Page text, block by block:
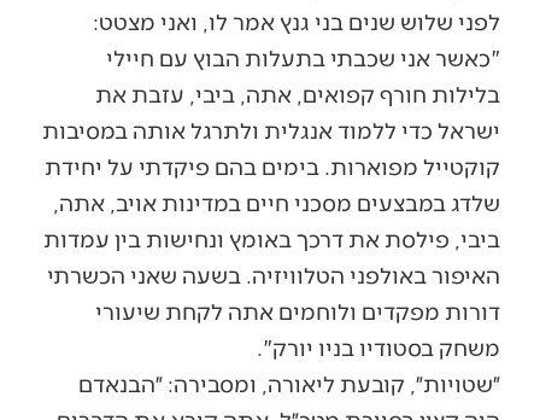
לפני שלוש שנים בני גנץ אמר לו, ואני מצטט:
"כאשר אני שכבתי בתעלות הבוץ עם חיילי
בלילות חורף קפואים, אתה, ביבי, עזבת את
ישראל כדי ללמוד אנגלית ולתרגל אותה במסיבות
קוקטייל מפוארות. בימים בהם פיקדתי על יחידת
שלדג במבצעים מסכני חיים במדינות אויב, אתה,
ביבי, פילסת את דרכך באומץ ונחישות בין עמדות
האיפור באולפני הטלוויזיה. בשעה שאני הכשרתי
דורות מפקדים ולוחמים אתה לקחת שיעורי
משחק בסטודיו בניו יורק".
״שטויות״, קובעת ליאורה, ומסבירה: ״הבנאדם